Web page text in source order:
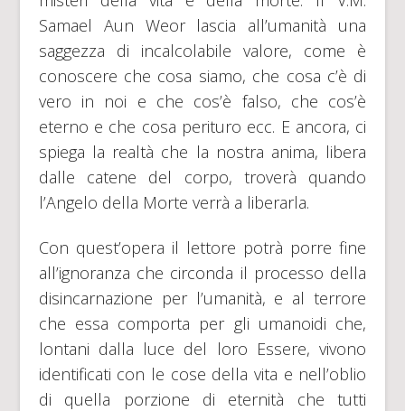
Samael Aun Weor lascia all’umanità una
saggezza di incalcolabile valore, come è
conoscere che cosa siamo, che cosa c’è di
vero in noi e che cos’è falso, che cos’è
eterno e che cosa perituro ecc. E ancora, ci
spiega la realtà che la nostra anima, libera
dalle catene del corpo, troverà quando
l’Angelo della Morte verrà a liberarla.
Con quest’opera il lettore potrà porre fine
all’ignoranza che circonda il processo della
disincarnazione per l’umanità, e al terrore
che essa comporta per gli umanoidi che,
lontani dalla luce del loro Essere, vivono
identificati con le cose della vita e nell’oblio
di quella porzione di eternità che tutti